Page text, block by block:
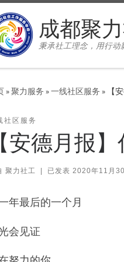
成都聚
秉承社工理念，用行动
»聚力服务 »一线社区服务 » 【
社区服务
【安德月报
聚力社工 已发表 2020年11月30
年最后的一个月
会见证